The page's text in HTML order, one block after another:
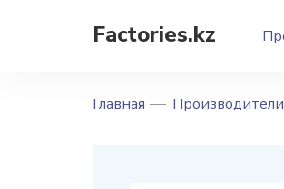
Factories.kz
Главная Производители